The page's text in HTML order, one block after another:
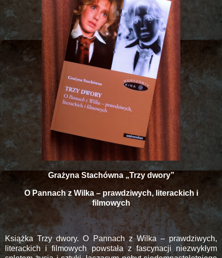
Grażyna Stachówna „Trzy dwory”
O Pannach z Wilka – prawdziwych, literackich i
filmowych
Książka Trzy dwory. O Pannach z Wilka – prawdziwych,
literackich i filmowych powstała z fascynacji niezwykłym